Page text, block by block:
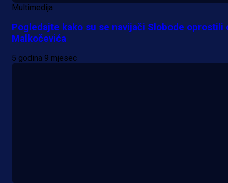
Multimedija
Pogledajte kako su se navijači Slobode oprostili
Malkočevića
5 godina 9 mjesec